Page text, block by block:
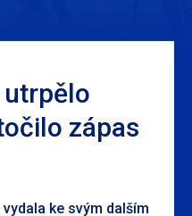
zápas
ke svým dalším